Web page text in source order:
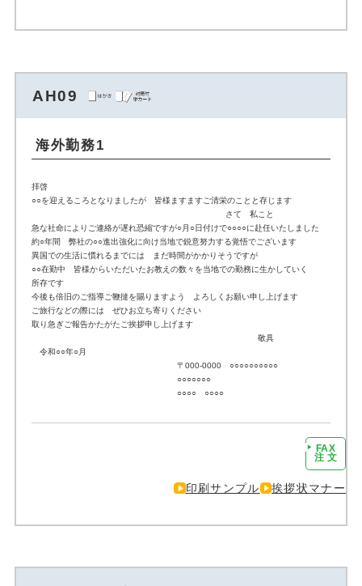
AH09
海外勤務1
拝啓
○○を迎えるころとなりましたが 皆様ますますご清栄のことと存じます
さて 私こと
急な社命によりご連絡が遅れ恐縮ですが○月○日付けで○○○○に赴任いたしました
約○年間 弊社の○○進出強化に向け当地で鋭意努力する覚悟でございます
異国での生活に慣れるまでには まだ時間がかかりそうですが
○○在勤中 皆様からいただいたお教えの数々を当地での勤務に生かしていく
所存です
今後も倍旧のご指導ご鞭撻を賜りますよう よろしくお願い申し上げます
ご旅行などの際には ぜひお立ち寄りください
取り急ぎご報告かたがたご挨拶申し上げます
敬具
令和○○年○月
〒000-0000 ○○○○○○○○○○
○○○○○○○
○○○○ ○○○○
FAX
注 文
印刷サンプル 挨拶状マナー